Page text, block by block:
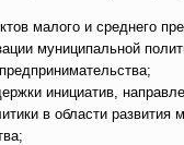
малого и среднего
муниципальной
инициатив,
в области развития